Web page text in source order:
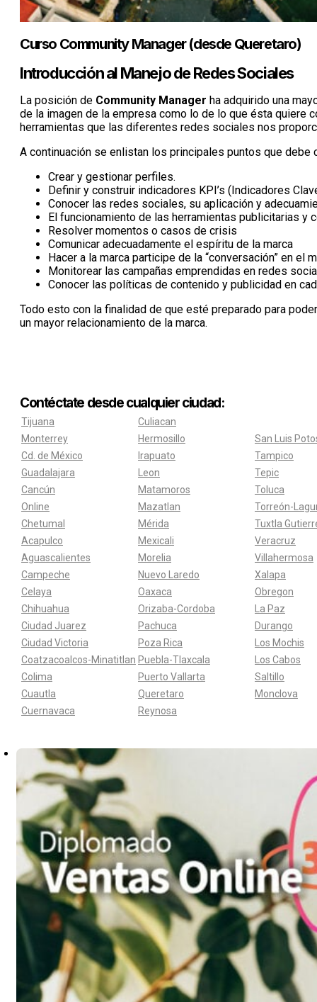
Curso Community Manager (desde Queretaro)
Introducción al Manejo de Redes Sociales
La posición de Community Manager ha adquirido una
de la imagen de la empresa como lo de lo que ésta quiere
herramientas que las diferentes redes sociales nos
A continuación se enlistan los principales puntos que debe
Crear y gestionar perfiles.
Definir y construir indicadores KPI’s (Indicadores
Conocer las redes sociales, su aplicación y
El funcionamiento de las herramientas publicitarias y
Resolver momentos o casos de crisis
Comunicar adecuadamente el espíritu de la marca
Hacer a la marca participe de la “conversación” en el
Monitorear las campañas emprendidas en redes
Conocer las políticas de contenido y publicidad en
Todo esto con la finalidad de que esté preparado para
un mayor relacionamiento de la marca.
Contéctate desde cualquier ciudad:
Tijuana
Monterrey
Cd. de México
Guadalajara
Cancún
Online
Chetumal
Acapulco
Aguascalientes
Campeche
Celaya
Chihuahua
Ciudad Juarez
Ciudad Victoria
Coatzacoalcos-Minatitlan
Colima
Cuautla
Cuernavaca
Culiacan
Hermosillo
Irapuato
Leon
Matamoros
Mazatlan
Mérida
Mexicali
Morelia
Nuevo Laredo
Oaxaca
Orizaba-Cordoba
Pachuca
Poza Rica
Puebla-Tlaxcala
Puerto Vallarta
Queretaro
Reynosa
San Luis
Tampico
Tepic
Toluca
Torreón-
Tuxtla
Veracruz
Villahermosa
Xalapa
Obregon
La Paz
Durango
Los Mochis
Los Cabos
Saltillo
Monclova